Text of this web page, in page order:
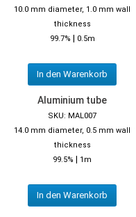
10.0 mm diameter, 1.0 mm wall
thickness
99.7% | 0.5m
In den Warenkorb
Aluminium tube
SKU: MAL007
14.0 mm diameter, 0.5 mm wall
thickness
99.5% | 1m
In den Warenkorb